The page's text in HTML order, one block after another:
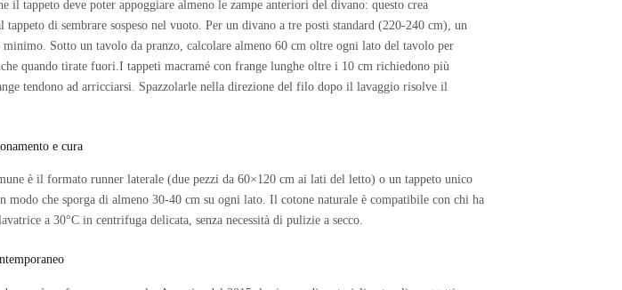
il tappeto deve poter appoggiare almeno le zampe anteriori del divano: questo crea
tappeto di sembrare sospeso nel vuoto. Per un divano a tre posti standard (220-240 cm), un
Sotto un tavolo da pranzo, calcolare almeno 60 cm oltre ogni lato del tavolo per
quando tirate fuori.I tappeti macramé con frange lunghe oltre i 10 cm richiedono più
tendono ad arricciarsi. Spazzolarle nella direzione del filo dopo il lavaggio risolve il
e cura
è il formato runner laterale (due pezzi da 60×120 cm ai lati del letto) o un tappeto unico
modo che sporga di almeno 30-40 cm su ogni lato. Il cotone naturale è compatibile con chi ha
a 30°C in centrifuga delicata, senza necessità di pulizie a secco.